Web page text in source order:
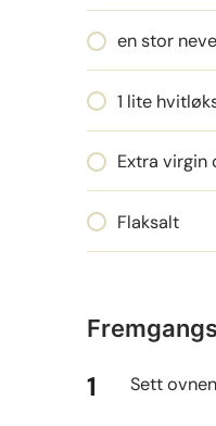
en stor
1 lite
Extra virgin
Flaksalt
Sett